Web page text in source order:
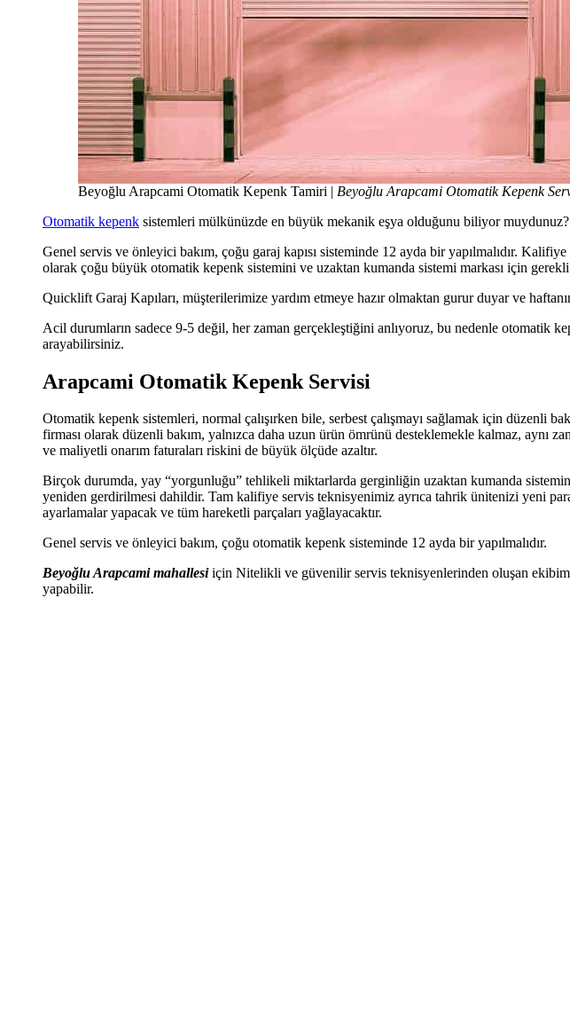
Beyoğlu Arapcami Otomatik Kepenk Tamiri | Beyoğlu Arapcami Otomatik Kepenk
Otomatik kepenk sistemleri mülkünüzde en büyük mekanik eşya olduğunu biliyor
Genel servis ve önleyici bakım, çoğu garaj kapısı sisteminde 12 ayda bir yapılmalıdır.
olarak çoğu büyük otomatik kepenk sistemini ve uzaktan kumanda sistemi markası için
Quicklift Garaj Kapıları, müşterilerimize yardım etmeye hazır olmaktan gurur duyar ve
Acil durumların sadece 9-5 değil, her zaman gerçekleştiğini anlıyoruz, bu nedenle otomatik
arayabilirsiniz.
Arapcami Otomatik Kepenk Servisi
Otomatik kepenk sistemleri, normal çalışırken bile, serbest çalışmayı sağlamak için düzenli
firması olarak düzenli bakım, yalnızca daha uzun ürün ömrünü desteklemekle kalmaz, aynı
ve maliyetli onarım faturaları riskini de büyük ölçüde azaltır.
Birçok durumda, yay “yorgunluğu” tehlikeli miktarlarda gerginliğin uzaktan kumanda
yeniden gerdirilmesi dahildir. Tam kalifiye servis teknisyenimiz ayrıca tahrik ünitenizi yeni
ayarlamalar yapacak ve tüm hareketli parçaları yağlayacaktır.
Genel servis ve önleyici bakım, çoğu otomatik kepenk sisteminde 12 ayda bir yapılmalıdır.
Beyoğlu Arapcami mahallesiiçin Nitelikli ve güvenilir servis teknisyenlerinden oluşan
yapabilir.